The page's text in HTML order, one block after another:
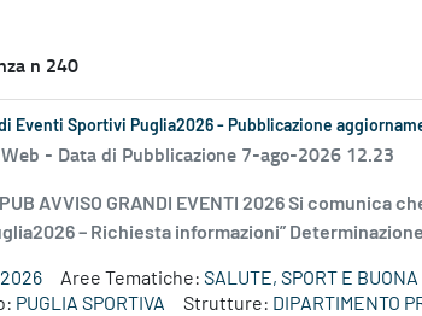
n 240
Eventi Sportivi Puglia2026 - Pubblicazione
- Data di Pubblicazione 7-ago-2026 12.23
AVVISO GRANDI EVENTI 2026 Si comunica
– Richiesta informazioni”
2026 Aree Tematiche: SALUTE, SPORT E BUONA
PUGLIA SPORTIVA Strutture: DIPARTIMENTO